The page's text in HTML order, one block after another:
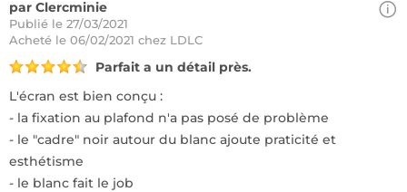
par Clercminie
Publié le 27/03/2021
Acheté le 06/02/2021 chez LDLC
Parfait a un détail près.
L'écran est bien conçu :
- la fixation au plafond n'a pas posé de problème
- le "cadre" noir autour du blanc ajoute praticité et
esthétisme
- le blanc fait le job